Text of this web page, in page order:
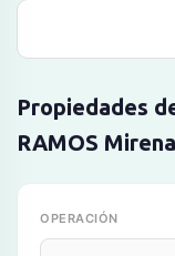
Propiedades
RAMOS Mirena
OPERACIÓN